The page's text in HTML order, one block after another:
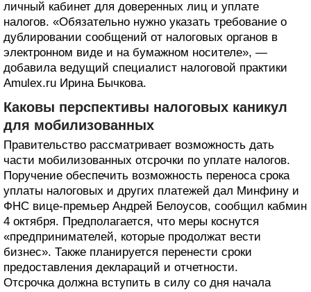
личный кабинет для доверенных лиц и уплате
налогов. «Обязательно нужно указать требование о
дублировании сообщений от налоговых органов в
электронном виде и на бумажном носителе», —
добавила ведущий специалист налоговой практики
Amulex.ru Ирина Бычкова.
Каковы перспективы налоговых каникул
для мобилизованных
Правительство рассматривает возможность дать
части мобилизованных отсрочки по уплате налогов.
Поручение обеспечить возможность переноса срока
уплаты налоговых и других платежей дал Минфину и
ФНС вице-премьер Андрей Белоусов, сообщил кабмин
4 октября. Предполагается, что меры коснутся
«предпринимателей, которые продолжат вести
бизнес». Также планируется перенести сроки
предоставления деклараций и отчетности.
Отсрочка должна вступить в силу со дня начала